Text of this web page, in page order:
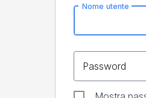
Nome utente
Password